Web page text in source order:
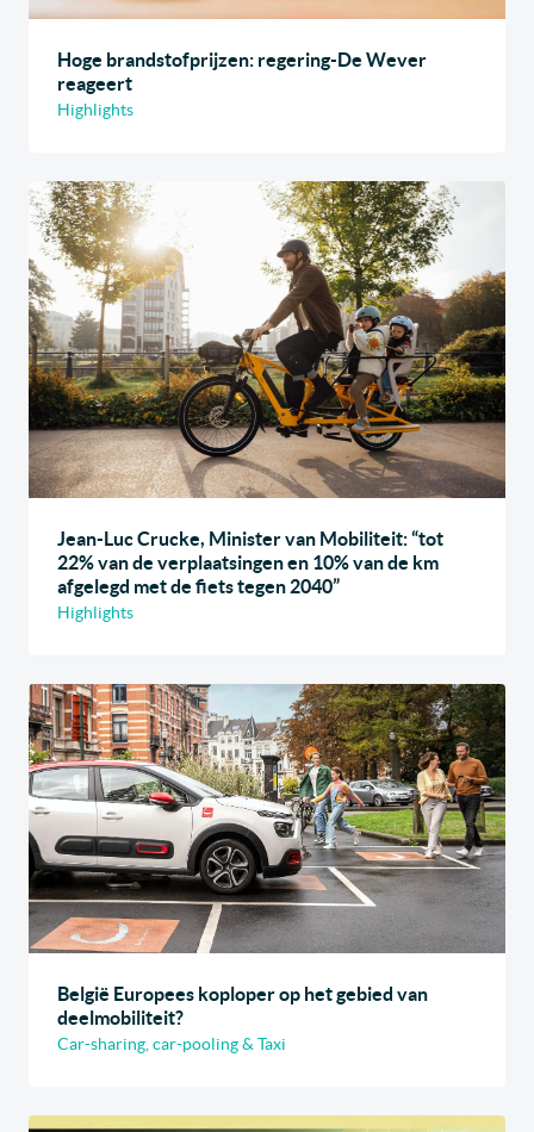
Hoge brandstofprijzen: regering-De Wever
reageert
Highlights
Jean-Luc Crucke, Minister van Mobiliteit: “tot
22% van de verplaatsingen en 10% van de km
afgelegd met de fiets tegen 2040”
Highlights
België Europees koploper op het gebied van
deelmobiliteit?
Car-sharing, car-pooling & Taxi